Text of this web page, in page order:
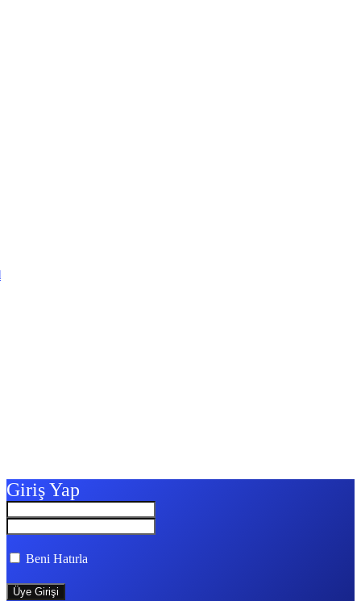
Giriş Yap
Beni Hatırla